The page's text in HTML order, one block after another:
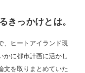
きっかけとは。
、ヒートアイランド現
かに都市計画に活かし
文を取りまとめていた